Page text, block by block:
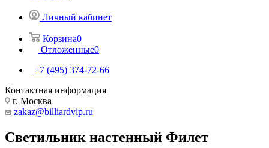
Личный кабинет
Корзина0
Отложенные0
+7 (495) 374-72-66
Контактная информация
г. Москва
zakaz@billiardvip.ru
Светильник настенный Филет